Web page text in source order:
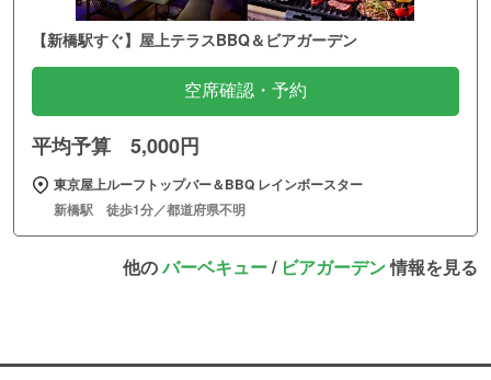
【新橋駅すぐ】屋上テラスBBQ＆ビアガーデン
空席確認・予約
平均予算 5,000円
東京屋上ルーフトップバー＆BBQ レインボースター
新橋駅 徒歩1分／都道府県不明
他のバーベキュー/ ビアガーデン情報を見る